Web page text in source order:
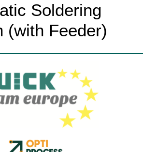
Soldering
(with Feeder)